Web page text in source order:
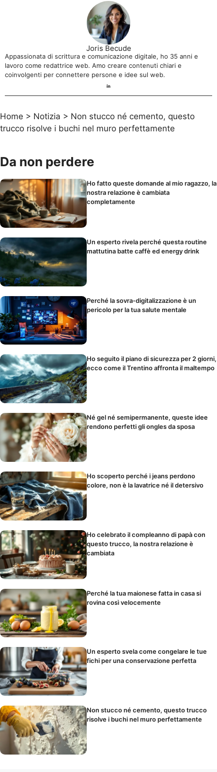
Joris Becude
Appassionata di scrittura e comunicazione digitale, ho 35 anni e
lavoro come redattrice web. Amo creare contenuti chiari e
coinvolgenti per connettere persone e idee sul web.
Home > Notizia > Non stucco né cemento, questo
trucco risolve i buchi nel muro perfettamente
Da non perdere
Ho fatto queste domande al mio ragazzo, la
nostra relazione è cambiata
completamente
Un esperto rivela perché questa routine
mattutina batte caffè ed energy drink
Perché la sovra-digitalizzazione è un
pericolo per la tua salute mentale
Ho seguito il piano di sicurezza per 2 giorni,
ecco come il Trentino affronta il maltempo
Né gel né semipermanente, queste idee
rendono perfetti gli ongles da sposa
Ho scoperto perché i jeans perdono
colore, non è la lavatrice né il detersivo
Ho celebrato il compleanno di papà con
questo trucco, la nostra relazione è
cambiata
Perché la tua maionese fatta in casa si
rovina così velocemente
Un esperto svela come congelare le tue
fichi per una conservazione perfetta
Non stucco né cemento, questo trucco
risolve i buchi nel muro perfettamente